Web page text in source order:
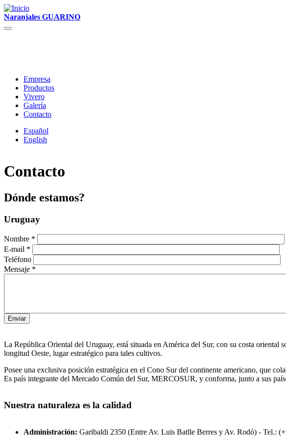
Naranjales GUARINO
Empresa
Productos
Vivero
Galería
Contacto
Español
English
Contacto
Dónde estamos?
Uruguay
Nombre *
E-mail *
Teléfono
Mensaje *
Enviar
La República Oriental del Uruguay, está situada en América del Sur, con su costa
longitud Oeste, lugar estratégico para tales cultivos.
Posee una exclusiva posición estratégica en el Cono Sur del continente americano, que
Es país integrante del Mercado Común del Sur, MERCOSUR, y conforma, junto a sus
Nuestra naturaleza es la calidad
Administración: Garibaldi 2350 (Entre Av. Luis Batlle Berres y Av. Rodó) - Tel.: